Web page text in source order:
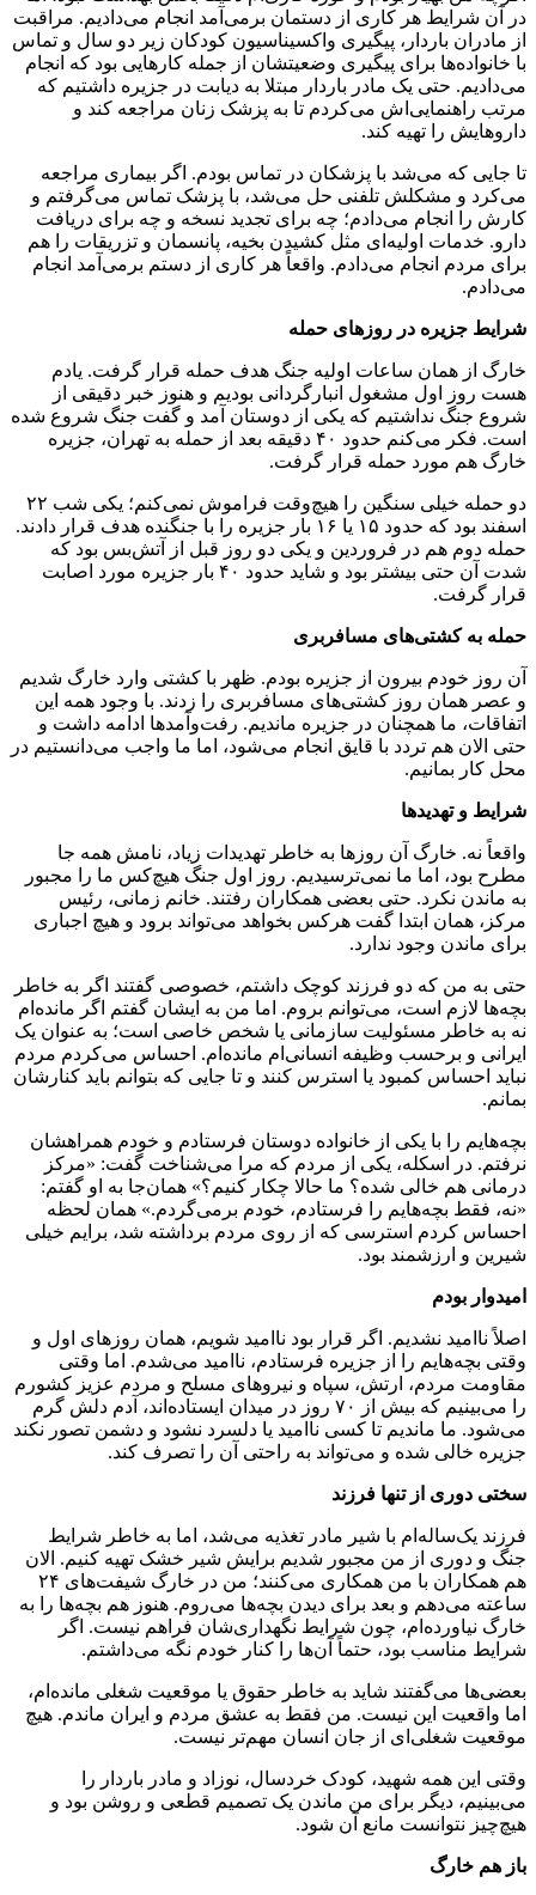
در آن شرایط هر کاری از دستمان برمی‌آمد انجام می‌دادیم. مراقبت
از مادران باردار، پیگیری واکسیناسیون کودکان زیر دو سال و تماس
با خانواده‌ها برای پیگیری وضعیتشان از جمله کارهایی بود که انجام
می‌دادیم. حتی یک مادر باردار مبتلا به دیابت در جزیره داشتیم که
مرتب راهنمایی‌اش می‌کردم تا به پزشک زنان مراجعه کند و
داروهایش را تهیه کند.
تا جایی که می‌شد با پزشکان در تماس بودم. اگر بیماری مراجعه
می‌کرد و مشکلش تلفنی حل می‌شد، با پزشک تماس می‌گرفتم و
کارش را انجام می‌دادم؛ چه برای تجدید نسخه و چه برای دریافت
دارو. خدمات اولیه‌ای مثل کشیدن بخیه، پانسمان و تزریقات را هم
برای مردم انجام می‌دادم. واقعاً هر کاری از دستم برمی‌آمد انجام
می‌دادم.
شرایط جزیره در روزهای حمله
خارگ از همان ساعات اولیه جنگ هدف حمله قرار گرفت. یادم
هست روز اول مشغول انبارگردانی بودیم و هنوز خبر دقیقی از
شروع جنگ نداشتیم که یکی از دوستان آمد و گفت جنگ شروع شده
است. فکر می‌کنم حدود ۴۰ دقیقه بعد از حمله به تهران، جزیره
خارگ هم مورد حمله قرار گرفت.
دو حمله خیلی سنگین را هیچ‌وقت فراموش نمی‌کنم؛ یکی شب ۲۲
اسفند بود که حدود ۱۵ یا ۱۶ بار جزیره را با جنگنده هدف قرار دادند.
حمله دوم هم در فروردین و یکی دو روز قبل از آتش‌بس بود که
شدت آن حتی بیشتر بود و شاید حدود ۴۰ بار جزیره مورد اصابت
قرار گرفت.
حمله به کشتی‌های مسافربری
آن روز خودم بیرون از جزیره بودم. ظهر با کشتی وارد خارگ شدیم
و عصر همان روز کشتی‌های مسافربری را زدند. با وجود همه این
اتفاقات، ما همچنان در جزیره ماندیم. رفت‌وآمدها ادامه داشت و
حتی الان هم تردد با قایق انجام می‌شود، اما ما واجب می‌دانستیم در
محل کار بمانیم.
شرایط و تهدیدها
واقعاً نه. خارگ آن روزها به خاطر تهدیدات زیاد، نامش همه جا
مطرح بود، اما ما نمی‌ترسیدیم. روز اول جنگ هیچ‌کس ما را مجبور
به ماندن نکرد. حتی بعضی همکاران رفتند. خانم زمانی، رئیس
مرکز، همان ابتدا گفت هرکس بخواهد می‌تواند برود و هیچ اجباری
برای ماندن وجود ندارد.
حتی به من که دو فرزند کوچک داشتم، خصوصی گفتند اگر به خاطر
بچه‌ها لازم است، می‌توانم بروم. اما من به ایشان گفتم اگر مانده‌ام
نه به خاطر مسئولیت سازمانی یا شخص خاصی است؛ به عنوان یک
ایرانی و برحسب وظیفه انسانی‌ام مانده‌ام. احساس می‌کردم مردم
نباید احساس کمبود یا استرس کنند و تا جایی که بتوانم باید کنارشان
بمانم.
بچه‌هایم را با یکی از خانواده دوستان فرستادم و خودم همراهشان
نرفتم. در اسکله، یکی از مردم که مرا می‌شناخت گفت: «مرکز
درمانی هم خالی شده؟ ما حالا چکار کنیم؟» همان‌جا به او گفتم:
«نه، فقط بچه‌هایم را فرستادم، خودم برمی‌گردم.» همان لحظه
احساس کردم استرسی که از روی مردم برداشته شد، برایم خیلی
شیرین و ارزشمند بود.
امیدوار بودم
اصلاً ناامید نشدیم. اگر قرار بود ناامید شویم، همان روزهای اول و
وقتی بچه‌هایم را از جزیره فرستادم، ناامید می‌شدم. اما وقتی
مقاومت مردم، ارتش، سپاه و نیروهای مسلح و مردم عزیز کشورم
را می‌بینیم که بیش از ۷۰ روز در میدان ایستاده‌اند، آدم دلش گرم
می‌شود. ما ماندیم تا کسی ناامید یا دلسرد نشود و دشمن تصور نکند
جزیره خالی شده و می‌تواند به راحتی آن را تصرف کند.
سختی دوری از تنها فرزند
فرزند یک‌ساله‌ام با شیر مادر تغذیه می‌شد، اما به خاطر شرایط
جنگ و دوری از من مجبور شدیم برایش شیر خشک تهیه کنیم. الان
هم همکاران با من همکاری می‌کنند؛ من در خارگ شیفت‌های ۲۴
ساعته می‌دهم و بعد برای دیدن بچه‌ها می‌روم. هنوز هم بچه‌ها را به
خارگ نیاورده‌ام، چون شرایط نگهداری‌شان فراهم نیست. اگر
شرایط مناسب بود، حتماً آن‌ها را کنار خودم نگه می‌داشتم.
بعضی‌ها می‌گفتند شاید به خاطر حقوق یا موقعیت شغلی مانده‌ام،
اما واقعیت این نیست. من فقط به عشق مردم و ایران ماندم. هیچ
موقعیت شغلی‌ای از جان انسان مهم‌تر نیست.
وقتی این همه شهید، کودک خردسال، نوزاد و مادر باردار را
می‌بینیم، دیگر برای من ماندن یک تصمیم قطعی و روشن بود و
هیچ‌چیز نتوانست مانع آن شود.
باز هم خارگ